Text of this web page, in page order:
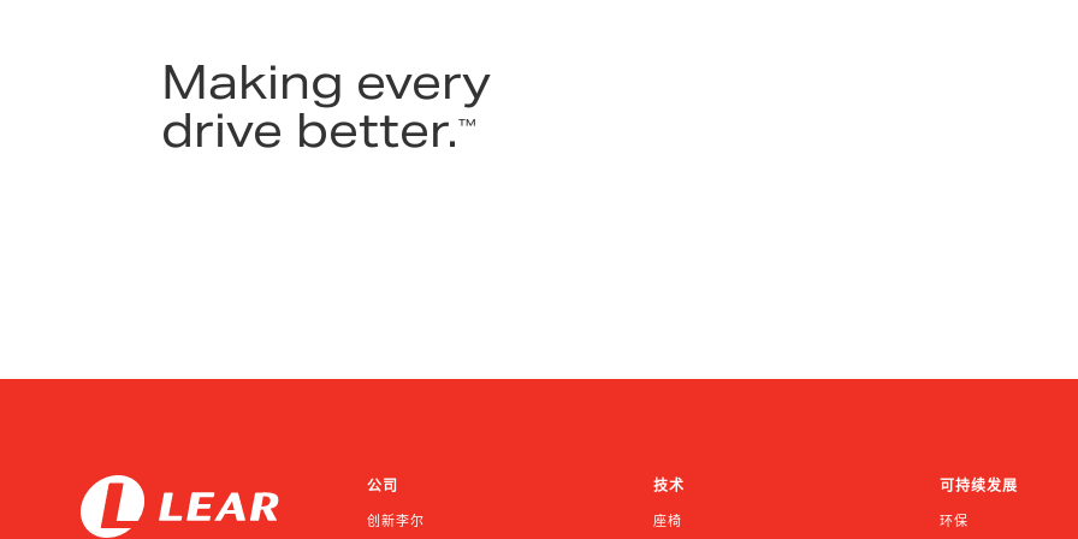
Making every
drive better.™
公司
创新李尔
技术
座椅
可持续发展
环保